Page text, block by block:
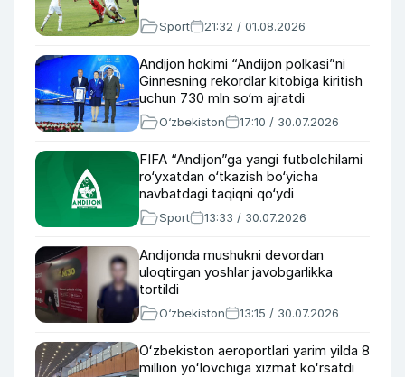
Sport 21:32 / 01.08.2026
Andijon hokimi “Andijon polkasi”ni
Ginnesning rekordlar kitobiga kiritish
uchun 730 mln so‘m ajratdi
O‘zbekiston 17:10 / 30.07.2026
FIFA “Andijon”ga yangi futbolchilarni
ro‘yxatdan o‘tkazish bo‘yicha
navbatdagi taqiqni qo‘ydi
Sport 13:33 / 30.07.2026
Andijonda mushukni devordan
uloqtirgan yoshlar javobgarlikka
tortildi
O‘zbekiston 13:15 / 30.07.2026
Oʻzbekiston aeroportlari yarim yilda 8
million yoʻlovchiga xizmat koʻrsatdi